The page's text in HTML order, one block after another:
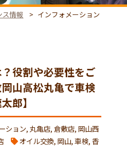
ス情報 インフォメーション
役割や必要性をご
山高松丸亀で車検
郎】
ション,丸亀店,倉敷店, 岡山西
オイル交換, 岡山,車検, 香